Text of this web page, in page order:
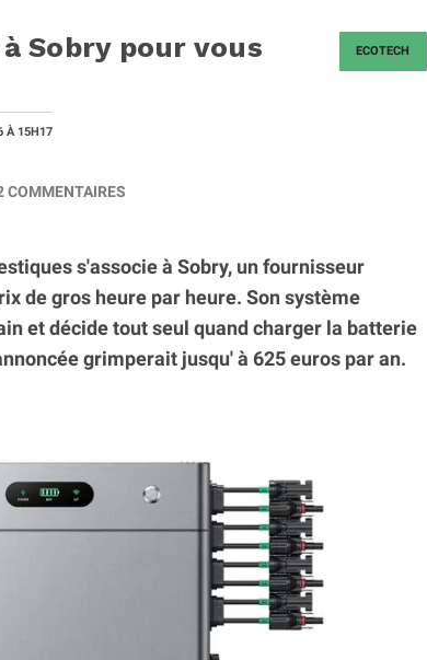
ECOTECH
Sobry pour vous
À 15H17
COMMENTAIRES
s'associe à Sobry, un fournisseur
de gros heure par heure. Son système
et décide tout seul quand charger la batterie
grimperait jusqu' à 625 euros par an.